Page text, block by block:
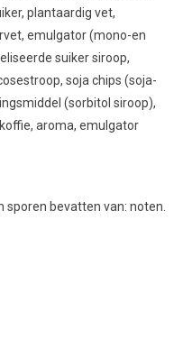
, plantaardig vet,
, emulgator(mono-en
suikersiroop,
, sojachips (soja-
(sorbitol siroop),
, aroma, emulgator
sporen bevatten van: noten.